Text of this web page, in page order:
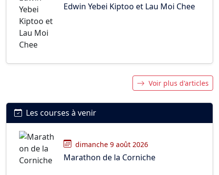
Edwin Yebei Kiptoo et Lau Moi Chee
Voir plus d'articles
Les courses à venir
dimanche 9 août 2026
Marathon de la Corniche